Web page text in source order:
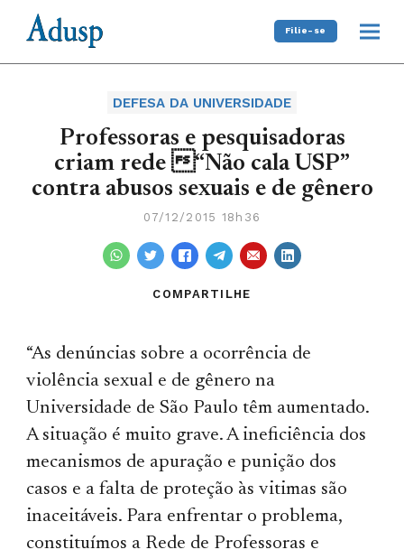
Filie-se
DEFESA DA UNIVERSIDADE
Professoras e pesquisadoras
criam rede “Não cala USP”
contra abusos sexuais e de gênero
07/12/2015 18h36
COMPARTILHE
“As denúncias sobre a ocorrência de
violência sexual e de gênero na
Universidade de São Paulo têm aumentado.
A situação é muito grave. A ineficiência dos
mecanismos de apuração e punição dos
casos e a falta de proteção às vitimas são
inaceitáveis. Para enfrentar o problema,
constituímos a Rede de Professoras e